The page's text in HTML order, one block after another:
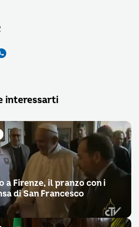
interessarti
a Firenze, il pranzo con i
di San Francesco